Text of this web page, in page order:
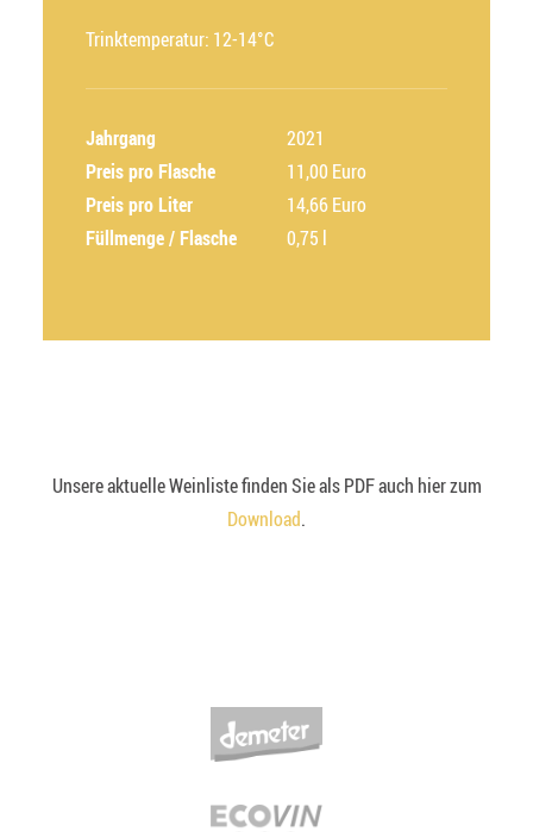
Trinktemperatur: 12-14°C
Jahrgang
2021
Preis pro Flasche
11,00 Euro
Preis pro Liter
14,66 Euro
Füllmenge / Flasche
0,75 l
Unsere aktuelle Weinliste finden Sie als PDF auch hier zum
Download.